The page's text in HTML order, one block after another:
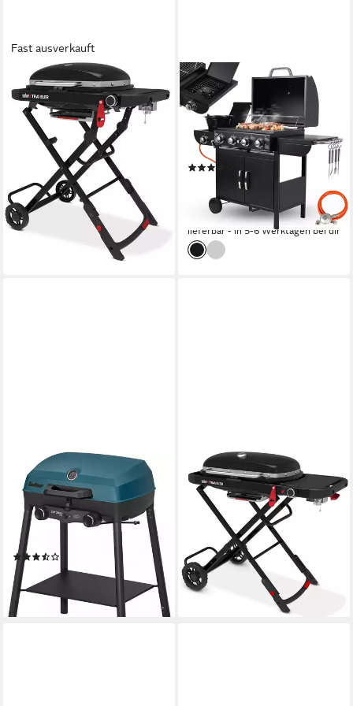
Fast ausverkauft
WEBER
Camping-Gasgrill Traveler
Compact
379,00 €
UVP399,00 €
18,82 € mtl. in 24 Raten
lieferbar - in 2-3 Werktagen bei dir
TLGREEN
Camping-Gasgrill Brenner
Gasgrill,Hochleistungsbrenner,
Impulszünd, BBQ Grillwagen
4+1
(1)
UVP
369,90 €
13,91 €mtl. in 24 Raten
-24%
lieferbar - in 5-6 Werktagen bei dir
ENDERS®
Gasgrill Campinggrill Explorer
II PRO, robustes Gehäuse und
Garhaube aus langlebigem
und leichtem Aluguss
184,90 €
16,89 €
lieferbar - in 2-3 Werktagen bei dir
WEBER
Camping-Gasgrill Traveler
479,00 € UVP499,00 €
17,19 €mtl. in 36 Raten
lieferbar - in 2-3 Werktagen bei dir